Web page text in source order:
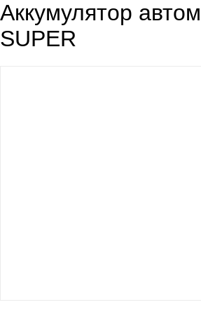
Аккумулятор
SUPER